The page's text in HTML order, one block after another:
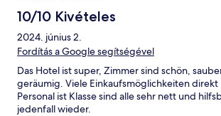
10/10 Kivételes
2024. június 2.
Fordítás a Google segítségével
Das Hotel ist super, Zimmer sind schön,
geräumig. Viele Einkaufsmöglichkeiten direkt
Personal ist Klasse sind alle sehr nett und
jedenfall wieder.